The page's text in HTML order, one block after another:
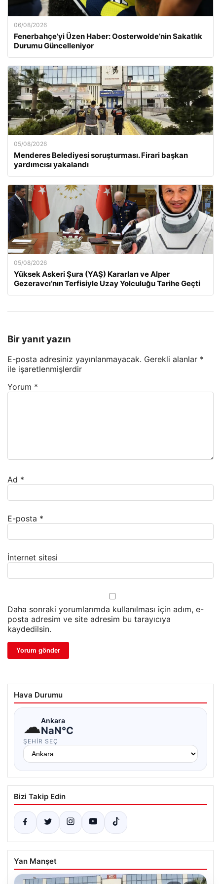
06/08/2026
Fenerbahçe’yi Üzen Haber: Oosterwolde’nin Sakatlık
Durumu Güncelleniyor
05/08/2026
Menderes Belediyesi soruşturması. Firari başkan
yardımcısı yakalandı
05/08/2026
Yüksek Askeri Şura (YAŞ) Kararları ve Alper
Gezeravcı’nın Terfisiyle Uzay Yolculuğu Tarihe Geçti
Bir yanıt yazın
E-posta adresiniz yayınlanmayacak. Gerekli alanlar *
ile işaretlenmişlerdir
Yorum *
Ad *
E-posta *
İnternet sitesi
Daha sonraki yorumlarımda kullanılması için adım, e-
posta adresim ve site adresim bu tarayıcıya
kaydedilsin.
Hava Durumu
☁Ankara
NaN°C
ŞEHIR SEÇ
Bizi Takip Edin
Yan Manşet